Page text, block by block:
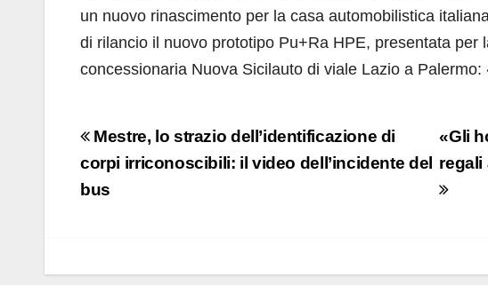
un nuovo rinascimento per la casa automobilistica
di rilancio il nuovo prototipo Pu+Ra HPE, presentata per
concessionaria Nuova Sicilauto di viale Lazio a
Navigazione
articoli
«Gli
regali
Mestre, lo strazio dell’identificazione di
corpi irriconoscibili: il video dell’incidente del
bus